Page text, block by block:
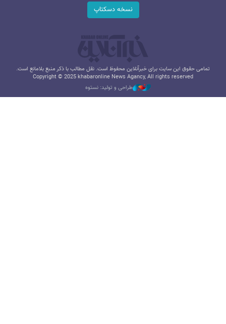
نسخه دسکتاپ
تمامی حقوق این سایت برای خبرآنلاین محفوظ است. نقل مطالب با ذکر منبع بلامانع است.
Copyright © 2025 khabaronline News Agancy, All rights reserved
طراحی و تولید: نستوه